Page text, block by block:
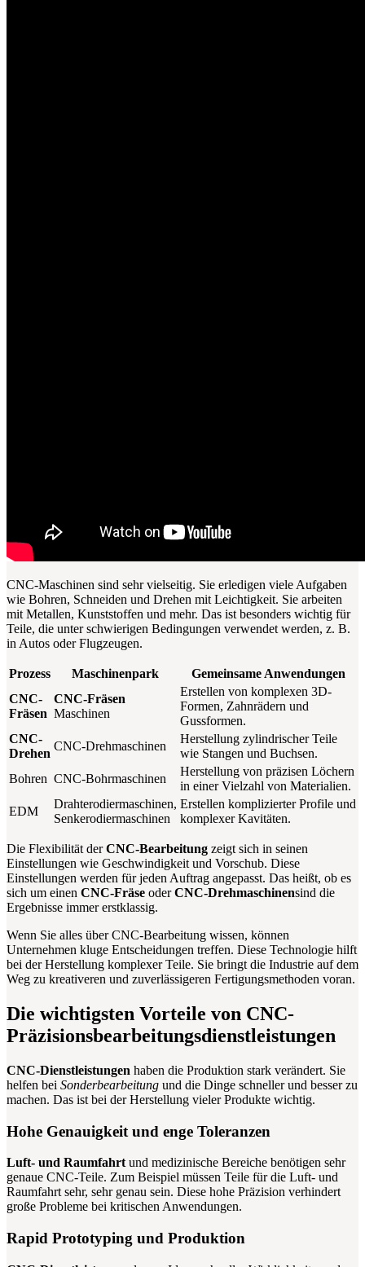
CNC-Maschinen sind sehr vielseitig. Sie erledigen viele Aufgaben
wie Bohren, Schneiden und Drehen mit Leichtigkeit. Sie arbeiten
mit Metallen, Kunststoffen und mehr. Das ist besonders wichtig für
Teile, die unter schwierigen Bedingungen verwendet werden, z. B.
in Autos oder Flugzeugen.
Prozess Maschinenpark
Gemeinsame Anwendungen
CNC-
Fräsen
CNC-Fräsen
Maschinen
Erstellen von komplexen 3D-
Formen, Zahnrädern und
Gussformen.
CNC-
Drehen
CNC-Drehmaschinen
Herstellung zylindrischer Teile
wie Stangen und Buchsen.
Bohren CNC-Bohrmaschinen
Herstellung von präzisen Löchern
in einer Vielzahl von Materialien.
EDM
Drahterodiermaschinen,
Senkerodiermaschinen
Erstellen komplizierter Profile und
komplexer Kavitäten.
Die Flexibilität derCNC-Bearbeitung zeigt sich in seinen
Einstellungen wie Geschwindigkeit und Vorschub. Diese
Einstellungen werden für jeden Auftrag angepasst. Das heißt, ob es
sich um einen CNC-Fräse oderCNC-Drehmaschinensind die
Ergebnisse immer erstklassig.
Wenn Sie alles über CNC-Bearbeitung wissen, können
Unternehmen kluge Entscheidungen treffen. Diese Technologie hilft
bei der Herstellung komplexer Teile. Sie bringt die Industrie auf dem
Weg zu kreativeren und zuverlässigeren Fertigungsmethoden voran.
Die wichtigsten Vorteile von CNC-
Präzisionsbearbeitungsdienstleistungen
CNC-Dienstleistungen haben die Produktion stark verändert. Sie
helfen bei Sonderbearbeitung und die Dinge schneller und besser zu
machen. Das ist bei der Herstellung vieler Produkte wichtig.
Hohe Genauigkeit und enge Toleranzen
Luft- und Raumfahrtund medizinische Bereiche benötigen sehr
genaue CNC-Teile. Zum Beispiel müssen Teile für die Luft- und
Raumfahrt sehr, sehr genau sein. Diese hohe Präzision verhindert
große Probleme bei kritischen Anwendungen.
Rapid Prototyping und Produktion